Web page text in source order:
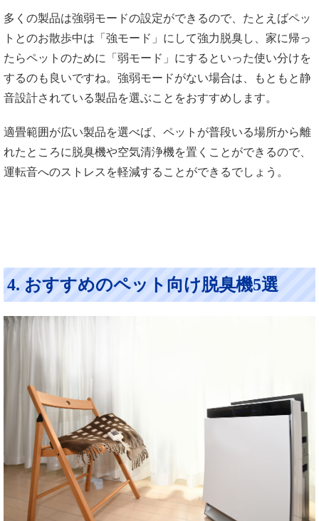
多くの製品は強弱モードの設定ができるので、たとえばペッ
トとのお散歩中は「強モード」にして強力脱臭し、家に帰っ
たらペットのために「弱モード」にするといった使い分けを
するのも良いですね。強弱モードがない場合は、もともと静
音設計されている製品を選ぶことをおすすめします。
適畳範囲が広い製品を選べば、ペットが普段いる場所から離
れたところに脱臭機や空気清浄機を置くことができるので、
運転音へのストレスを軽減することができるでしょう。
4. おすすめのペット向け脱臭機5選